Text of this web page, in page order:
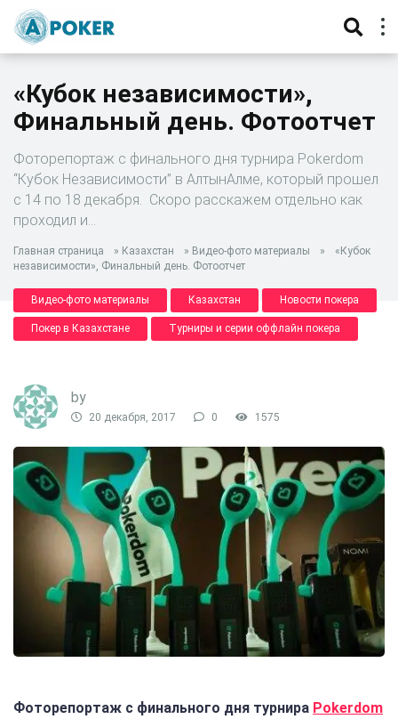
«Кубок независимости»,
Финальный день. Фотоотчет
Фоторепортаж с финального дня турнира Pokerdom
“Кубок Независимости” в АлтынАлме, который прошел
с 14 по 18 декабря. Скоро расскажем отдельно как
проходил и…
Главная страница » Казахстан » Видео-фото материалы »
«Кубок
независимости», Финальный день. Фотоотчет
Видео-фото материалы Казахстан Новости покера
Покер в Казахстане Турниры и серии оффлайн покера
by
20 декабря, 2017 0 1575
Фоторепортаж с финального дня турнира Pokerdom